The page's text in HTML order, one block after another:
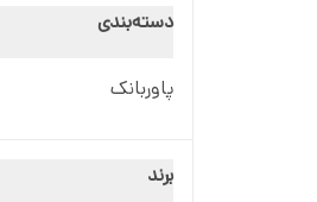
دسته‌بندی
پاوربانک
برند